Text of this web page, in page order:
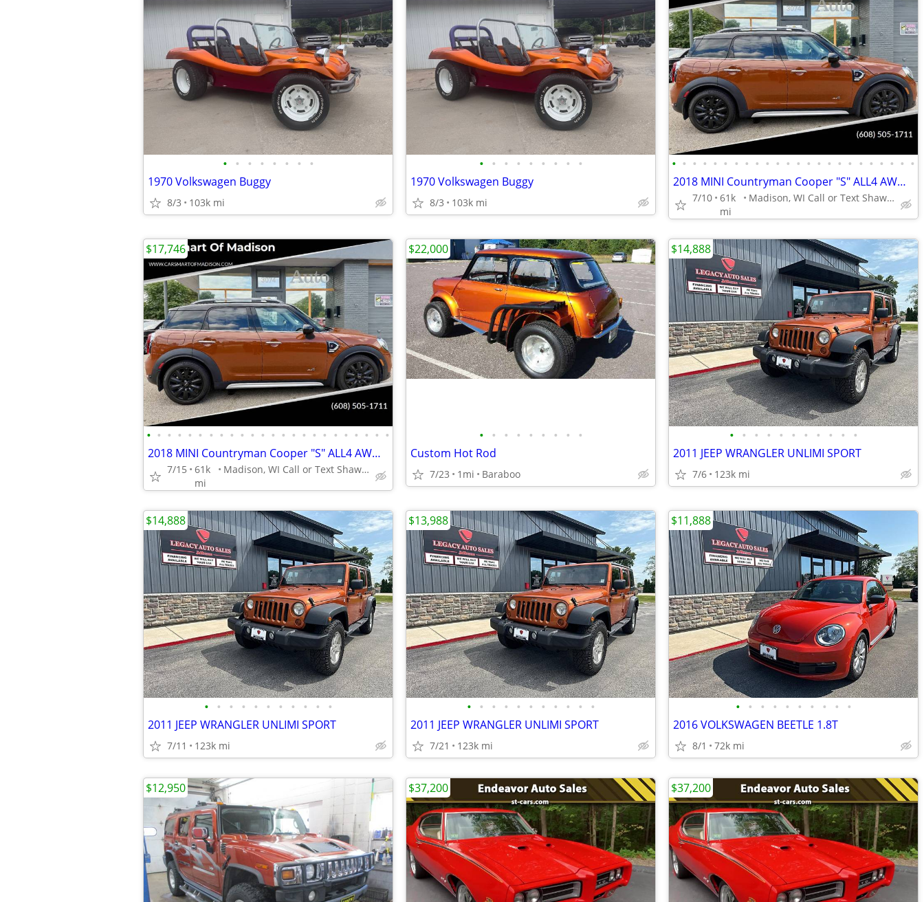
• • • • • • • •
1970 Volkswagen Buggy
8/3 103k mi
• • • • • • • • •
1970 Volkswagen Buggy
8/3 103k mi
• • • • • • • • • • • • • • • • • • • • • • • •
2018 MINI Countryman Cooper "S" ALL4 AWD Auto 60k Local Clean Title
7/10 61k
mi
Madison, WI Call or Text Shawn 608-505-1711
• • • • • • • • • • • • • • • • • • • • • • • •
2018 MINI Countryman Cooper "S" ALL4 AWD Auto 60k Local Clean Title
7/15
61k
mi
Madison, WI Call or Text Shawn 608-505-1711
$17,746
• • • • • • • • •
Custom Hot Rod
7/23 1mi Baraboo
$22,000
• • • • • • • • • • •
2011 JEEP WRANGLER UNLIMI SPORT
7/6 123k mi
$14,888
• • • • • • • • • • •
2011 JEEP WRANGLER UNLIMI SPORT
7/11 123k mi
$14,888
• • • • • • • • • • •
2011 JEEP WRANGLER UNLIMI SPORT
7/21 123k mi
$13,988
• • • • • • • • • •
2016 VOLKSWAGEN BEETLE 1.8T
8/1 72k mi
$11,888
$12,950 $37,200 $37,200